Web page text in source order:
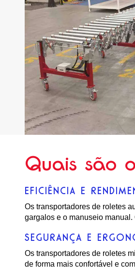
Quais são
EFICIÊNCIA E
Os transportadores de roletes
gargalos e o manuseio
SEGURANÇA E
Os transportadores de roletes
de forma mais confortável e